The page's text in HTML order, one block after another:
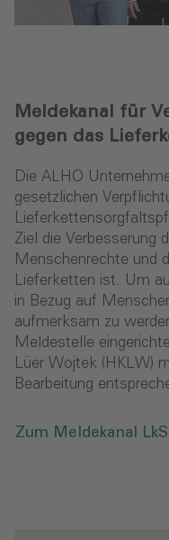
Meldekanal für
gegen das
Die ALHO
gesetzlichen
Ziel die Verbesserung
Menschenrechte und
Lieferketten ist. Um
in Bezug auf
aufmerksam zu
Meldestelle
Lüer Wojtek (HKLW)
Bearbeitung
Zum Meldekanal